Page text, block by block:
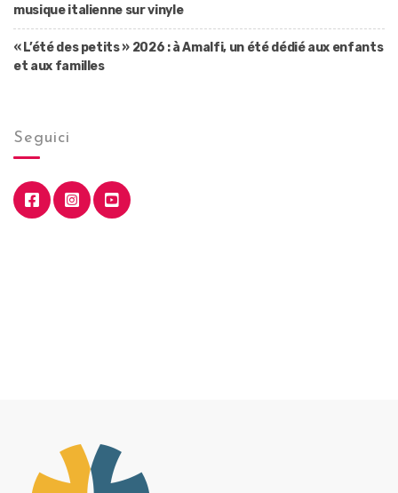
musique italienne sur vinyle
« L’été des petits » 2026 : à Amalfi, un été dédié aux enfants
et aux familles
Seguici